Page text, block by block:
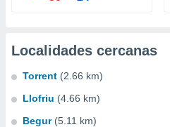
Localidades cercanas
Torrent (2.66 km)
Llofriu (4.66 km)
Begur (5.11 km)